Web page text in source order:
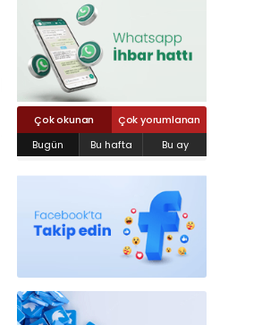
Çok okunan
Çok yorumlanan
Bugün
Bu hafta Bu ay
Yahya Kaptan
Caddesi No:17/4 İzmit-